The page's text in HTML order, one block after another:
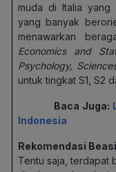
muda di Italia yang
yang banyak
menawarkan
Economics and
Psychology,
untuk tingkat S1, S2
Baca Juga:
Indonesia
Rekomendasi
Tentu saja, terdapat